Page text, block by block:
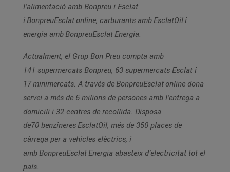
l’alimentació amb Bonpreu i Esclat
i BonpreuEsclat online, carburants amb EsclatOil i
energia amb BonpreuEsclat Energia.
Actualment, el Grup Bon Preu compta amb
141 supermercats Bonpreu, 63 supermercats Esclat i
17 minimercats. A través de BonpreuEsclat online dona
servei a més de 6 milions de persones amb l’entrega a
domicili i 32 centres de recollida. Disposa
de70 benzineres EsclatOil, més de 350 places de
càrrega per a vehicles elèctrics, i
amb BonpreuEsclat Energia abasteix d’electricitat tot el
país.